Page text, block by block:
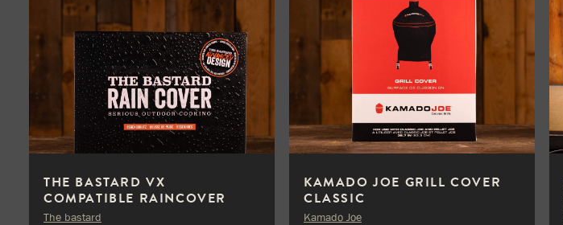
THE BASTARD VX
COMPATIBLE RAINCOVER
LARGE
The bastard
KAMADO JOE GRILL COVER
CLASSIC
Kamado Joe